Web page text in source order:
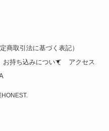
商取引法に基づく表記）
お持ち込みについて
アクセス
HONEST.